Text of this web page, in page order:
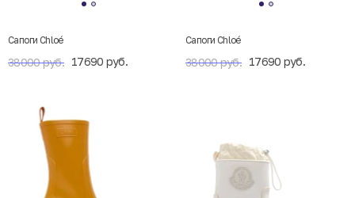
Сапоги Chloé
38000 руб. 17690 руб.
Сапоги Chloé
38000 руб. 17690 руб.